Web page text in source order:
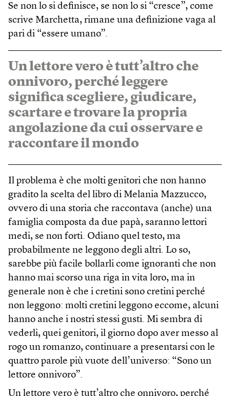
Se non lo si definisce, se non lo si “cresce”, come
scrive Marchetta, rimane una definizione vaga al
pari di “essere umano”.
Un lettore vero è tutt’altro che
onnivoro, perché leggere
significa scegliere, giudicare,
scartare e trovare la propria
angolazione da cui osservare e
raccontare il mondo
Il problema è che molti genitori che non hanno
gradito la scelta del libro di Melania Mazzucco,
ovvero di una storia che raccontava (anche) una
famiglia composta da due papà, saranno lettori
medi, se non forti. Odiano quel testo, ma
probabilmente ne leggono degli altri. Lo so,
sarebbe più facile bollarli come ignoranti che non
hanno mai scorso una riga in vita loro, ma in
generale non è che i cretini sono cretini perché
non leggono: molti cretini leggono eccome, alcuni
hanno anche i nostri stessi gusti. Mi sembra di
vederli, quei genitori, il giorno dopo aver messo al
rogo un romanzo, continuare a presentarsi con le
quattro parole più vuote dell’universo: “Sono un
lettore onnivoro”.
Un lettore vero è tutt’altro che onnivoro, perché